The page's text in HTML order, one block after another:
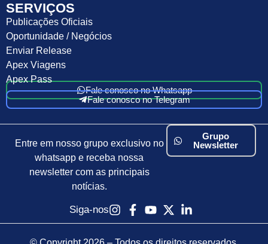
SERVIÇOS
Publicações Oficiais
Oportunidade / Negócios
Enviar Release
Apex Viagens
Apex Pass
Fale conosco no Whatsapp
Fale conosco no Telegram
Entre em nosso grupo exclusivo no
whatsapp e receba nossa
newsletter com as principais
notícias.
Grupo
Newsletter
Siga-nos